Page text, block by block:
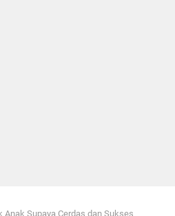
dan Peran Guru dalam Pendidikan
Anak Supaya Cerdas dan Sukses